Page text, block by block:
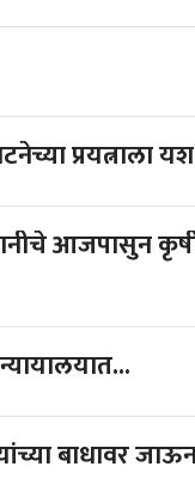
प्रयत्नाला
आजपासुन
बाधावर